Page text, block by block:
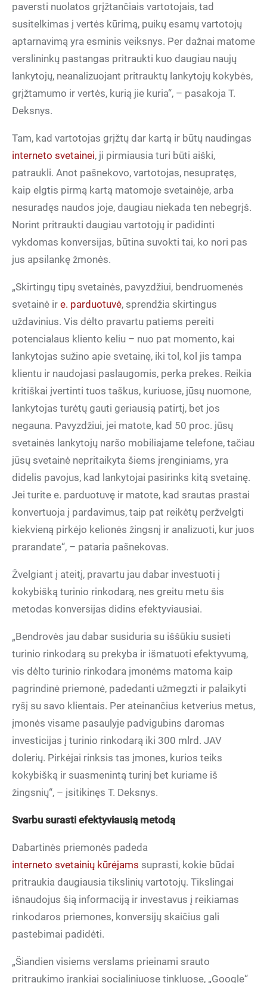
paversti nuolatos grįžtančiais vartotojais, tad
susitelkimas į vertės kūrimą, puikų esamų vartotojų
aptarnavimą yra esminis veiksnys. Per dažnai matome
verslininkų pastangas pritraukti kuo daugiau naujų
lankytojų, neanalizuojant pritrauktų lankytojų kokybės,
grįžtamumo ir vertės, kurią jie kuria“, – pasakoja T.
Deksnys.
Tam, kad vartotojas grįžtų dar kartą ir būtų naudingas
interneto svetainei, ji pirmiausia turi būti aiški,
patraukli. Anot pašnekovo, vartotojas, nesupratęs,
kaip elgtis pirmą kartą matomoje svetainėje, arba
nesuradęs naudos joje, daugiau niekada ten nebegrįš.
Norint pritraukti daugiau vartotojų ir padidinti
vykdomas konversijas, būtina suvokti tai, ko nori pas
jus apsilankę žmonės.
„Skirtingų tipų svetainės, pavyzdžiui, bendruomenės
svetainė ir e. parduotuvė, sprendžia skirtingus
uždavinius. Vis dėlto pravartu patiems pereiti
potencialaus kliento keliu – nuo pat momento, kai
lankytojas sužino apie svetainę, iki tol, kol jis tampa
klientu ir naudojasi paslaugomis, perka prekes. Reikia
kritiškai įvertinti tuos taškus, kuriuose, jūsų nuomone,
lankytojas turėtų gauti geriausią patirtį, bet jos
negauna. Pavyzdžiui, jei matote, kad 50 proc. jūsų
svetainės lankytojų naršo mobiliajame telefone, tačiau
jūsų svetainė nepritaikyta šiems įrenginiams, yra
didelis pavojus, kad lankytojai pasirinks kitą svetainę.
Jei turite e. parduotuvę ir matote, kad srautas prastai
konvertuoja į pardavimus, taip pat reikėtų peržvelgti
kiekvieną pirkėjo kelionės žingsnį ir analizuoti, kur juos
prarandate“, – pataria pašnekovas.
Žvelgiant į ateitį, pravartu jau dabar investuoti į
kokybišką turinio rinkodarą, nes greitu metu šis
metodas konversijas didins efektyviausiai.
„Bendrovės jau dabar susiduria su iššūkiu susieti
turinio rinkodarą su prekyba ir išmatuoti efektyvumą,
vis dėlto turinio rinkodara įmonėms matoma kaip
pagrindinė priemonė, padedanti užmegzti ir palaikyti
ryšį su savo klientais. Per ateinančius ketverius metus,
įmonės visame pasaulyje padvigubins daromas
investicijas į turinio rinkodarą iki 300 mlrd. JAV
dolerių. Pirkėjai rinksis tas įmones, kurios teiks
kokybišką ir suasmenintą turinį bet kuriame iš
žingsnių“, – įsitikinęs T. Deksnys.
Svarbu surasti efektyviausią metodą
Dabartinės priemonės padeda
interneto svetainių kūrėjams suprasti, kokie būdai
pritraukia daugiausia tikslinių vartotojų. Tikslingai
išnaudojus šią informaciją ir investavus į reikiamas
rinkodaros priemones, konversijų skaičius gali
pastebimai padidėti.
„Šiandien visiems verslams prieinami srauto
pritraukimo įrankiai socialiniuose tinkluose, „Google“